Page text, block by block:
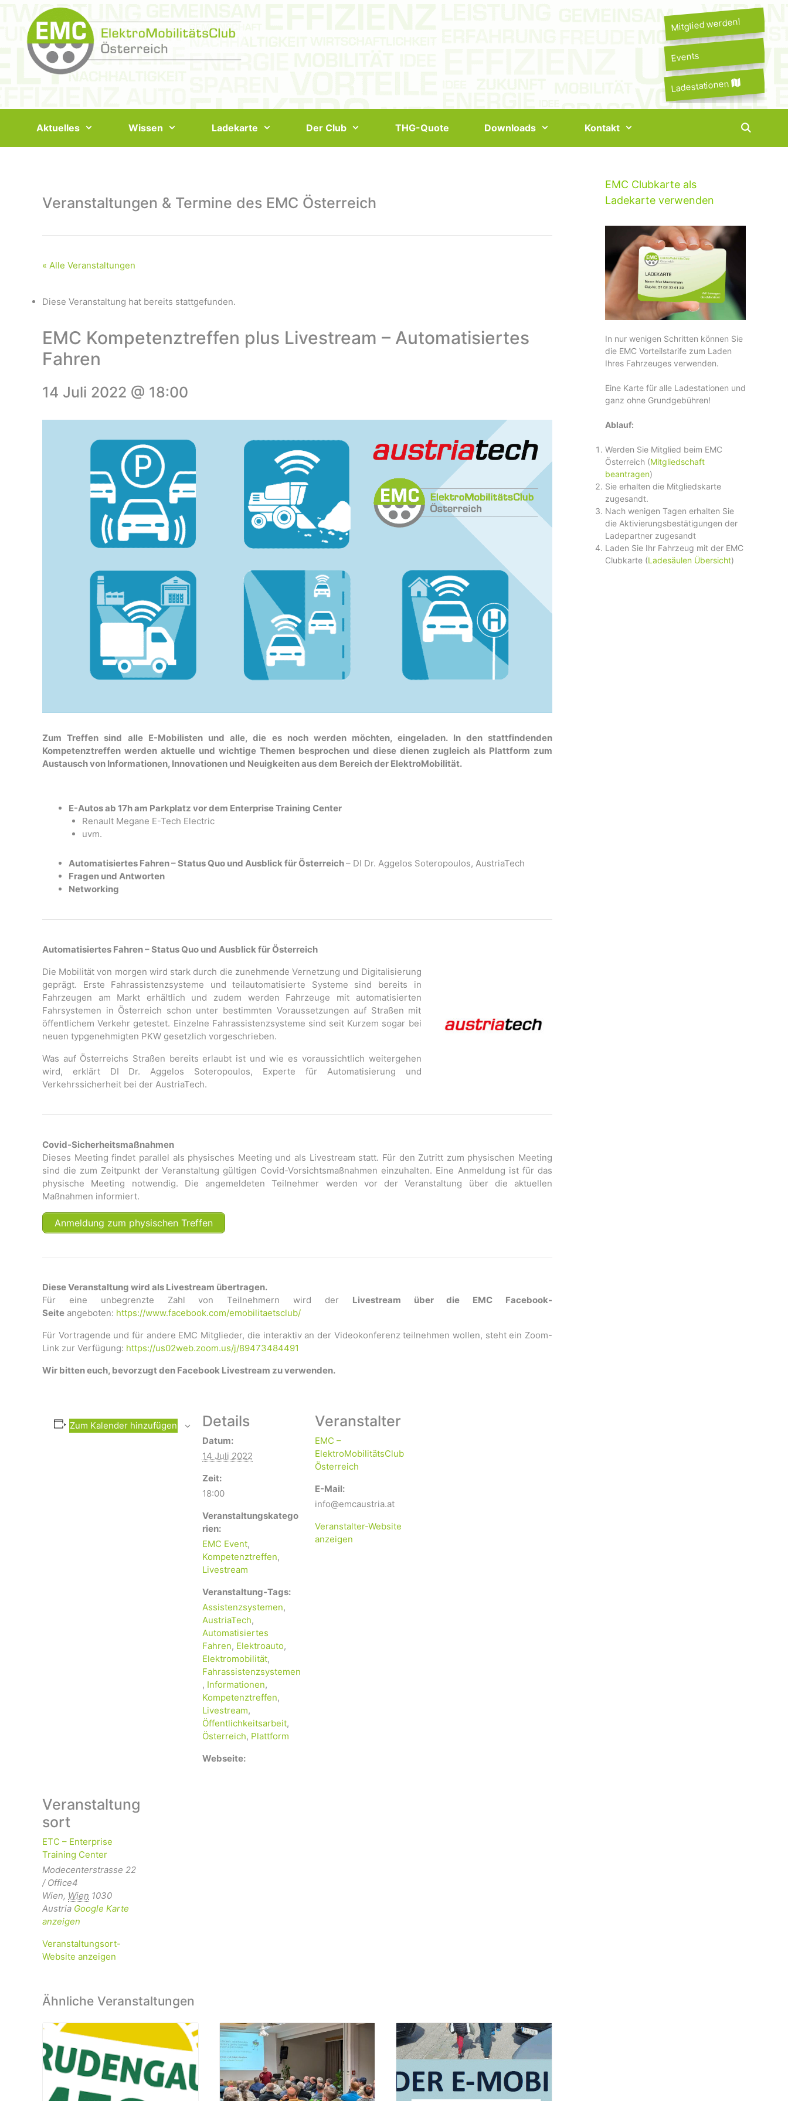
Mitglied werden!
Events
Ladestationen
Aktuelles Wissen Ladekarte Der Club THG-Quote Downloads Kontakt
Veranstaltungen & Termine des EMC Österreich
« Alle Veranstaltungen
Diese Veranstaltung hat bereits stattgefunden.
EMC Kompetenztreffen plus Livestream – Automatisiertes
Fahren
14 Juli 2022 @ 18:00
Zum Treffen sind alle E-Mobilisten und alle, die es noch werden möchten, eingeladen. In den stattfindenden
Kompetenztreffen werden aktuelle und wichtige Themen besprochen und diese dienen zugleich als Plattform zum
Austausch von Informationen, Innovationen und Neuigkeiten aus dem Bereich der ElektroMobilität.
E-Autos ab 17h am Parkplatz vor dem Enterprise Training Center
Renault Megane E-Tech Electric
uvm.
Automatisiertes Fahren – Status Quo und Ausblick für Österreich– DI Dr. Aggelos Soteropoulos, AustriaTech
Fragen und Antworten
Networking
Automatisiertes Fahren – Status Quo und Ausblick für Österreich
Die Mobilität von morgen wird stark durch die zunehmende Vernetzung und Digitalisierung
geprägt. Erste Fahrassistenzsysteme und teilautomatisierte Systeme sind bereits in
Fahrzeugen am Markt erhältlich und zudem werden Fahrzeuge mit automatisierten
Fahrsystemen in Österreich schon unter bestimmten Voraussetzungen auf Straßen mit
öffentlichem Verkehr getestet. Einzelne Fahrassistenzsysteme sind seit Kurzem sogar bei
neuen typgenehmigten PKW gesetzlich vorgeschrieben.
Was auf Österreichs Straßen bereits erlaubt ist und wie es voraussichtlich weitergehen
wird, erklärt DI Dr. Aggelos Soteropoulos, Experte für Automatisierung und
Verkehrssicherheit bei der AustriaTech.
Covid-Sicherheitsmaßnahmen
Dieses Meeting findet parallel als physisches Meeting und als Livestream statt. Für den Zutritt zum physischen Meeting
sind die zum Zeitpunkt der Veranstaltung gültigen Covid-Vorsichtsmaßnahmen einzuhalten. Eine Anmeldung ist für das
physische Meeting notwendig. Die angemeldeten Teilnehmer werden vor der Veranstaltung über die aktuellen
Maßnahmen informiert.
Anmeldung zum physischen Treffen
Diese Veranstaltung wird als Livestream übertragen.
Für eine unbegrenzte Zahl von Teilnehmern wird der Livestream über die EMC Facebook-
Seite angeboten: https://www.facebook.com/emobilitaetsclub/
Für Vortragende und für andere EMC Mitglieder, die interaktiv an der Videokonferenz teilnehmen wollen, steht ein Zoom-
Link zur Verfügung: https://us02web.zoom.us/j/89473484491
Wir bitten euch, bevorzugt den Facebook Livestream zu verwenden.
Zum Kalender hinzufügen Details
Datum:
14 Juli 2022
Zeit:
18:00
Veranstaltungskatego
rien:
EMC Event,
Kompetenztreffen,
Livestream
Veranstaltung-Tags:
Assistenzsystemen,
AustriaTech,
Automatisiertes
Fahren, Elektroauto,
Elektromobilität,
Fahrassistenzsystemen
, Informationen,
Kompetenztreffen,
Livestream,
Öffentlichkeitsarbeit,
Österreich, Plattform
Webseite:
Veranstalter
EMC –
ElektroMobilitätsClub
Österreich
E-Mail:
info@emcaustria.at
Veranstalter-Website
anzeigen
Veranstaltung
sort
ETC – Enterprise
Training Center
Modecenterstrasse 22
/ Office4
Wien, Wien 1030
Austria Google Karte
anzeigen
Veranstaltungsort-
Website anzeigen
Ähnliche Veranstaltungen
EMC Clubkarte als
Ladekarte verwenden
In nur wenigen Schritten können Sie
die EMC Vorteilstarife zum Laden
Ihres Fahrzeuges verwenden.
Eine Karte für alle Ladestationen und
ganz ohne Grundgebühren!
Ablauf:
Werden Sie Mitglied beim EMC
Österreich (Mitgliedschaft
beantragen)
Sie erhalten die Mitgliedskarte
zugesandt.
Nach wenigen Tagen erhalten Sie
die Aktivierungsbestätigungen der
Ladepartner zugesandt
Laden Sie Ihr Fahrzeug mit der EMC
Clubkarte (Ladesäulen Übersicht)